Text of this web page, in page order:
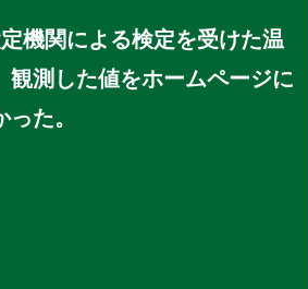
機関による検定を受けた温
観測した値をホームページに
た。